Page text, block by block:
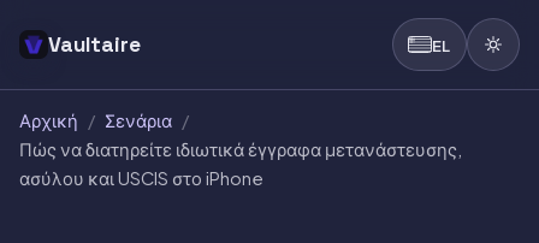
Vaultaire EL
Αρχική / Σενάρια /
Πώς να διατηρείτε ιδιωτικά έγγραφα μετανάστευσης,
ασύλου και USCIS στο iPhone